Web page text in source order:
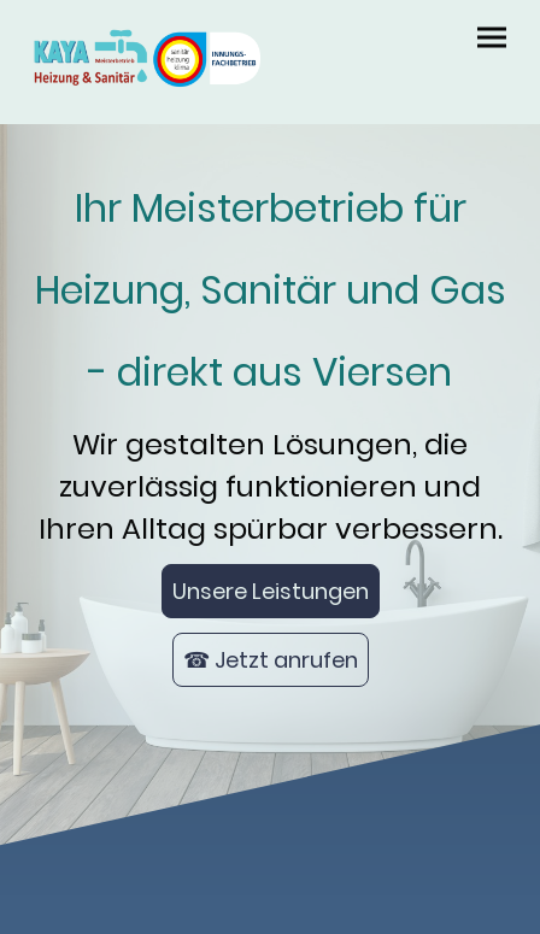
Ihr Meisterbetrieb für
Heizung, Sanitär und Gas
- direkt aus Viersen
Wir gestalten Lösungen, die
zuverlässig funktionieren und
Ihren Alltag spürbar verbessern.
Unsere Leistungen
☎ Jetzt anrufen